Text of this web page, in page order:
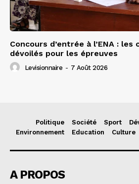
Concours d’entrée à l’ENA : les
dévoilés pour les épreuves
Levisionnaire - 7 Août 2026
Politique Société Sport
Environnement
Education Culture
A PROPOS